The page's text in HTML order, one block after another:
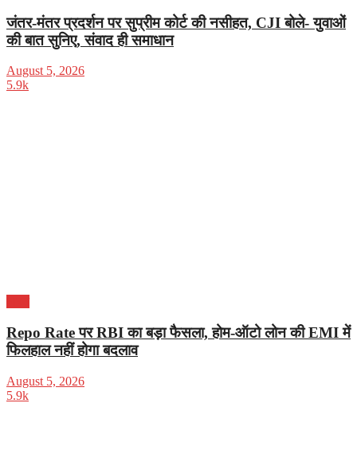
जंतर-मंतर प्रदर्शन पर सुप्रीम कोर्ट की नसीहत, CJI बोले- युवाओं
की बात सुनिए, संवाद ही समाधान
August 5, 2026
5.9k
Repo Rate पर RBI का बड़ा फैसला, होम-ऑटो लोन की EMI में
फिलहाल नहीं होगा बदलाव
August 5, 2026
5.9k